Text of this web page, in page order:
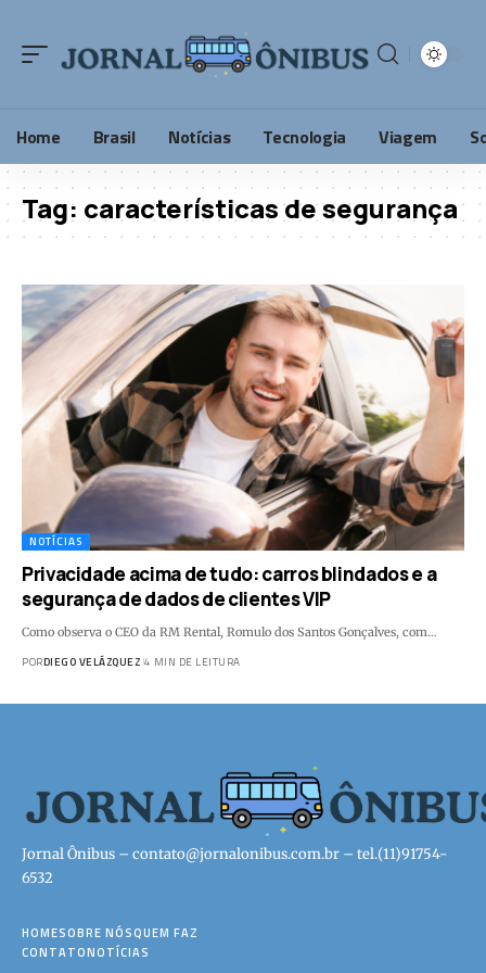
Home Brasil Notícias Tecnologia Viagem
Tag: características de segurança
NOTÍCIAS
Privacidade acima de tudo: carros blindados e a
segurança de dados de clientes VIP
Como observa o CEO da RM Rental, Romulo dos Santos Gonçalves, com…
PORDIEGO VELÁZQUEZ 4 MIN DE LEITURA
Jornal Ônibus – contato@jornalonibus.com.br – tel.(11)91754-
6532
HOMESOBRE NÓSQUEM FAZ
CONTATONOTÍCIAS